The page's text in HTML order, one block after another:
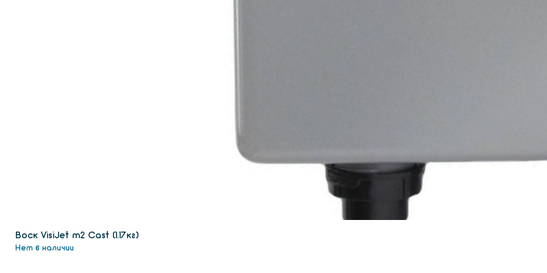
Воск VisiJet m2 Сast (1.17кг)
Нет в наличии